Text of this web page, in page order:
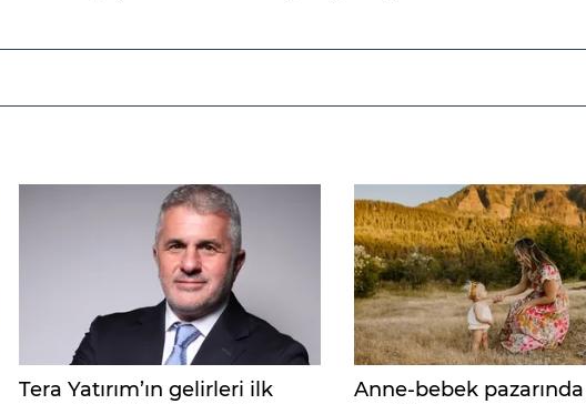
Tera Yatırım’ın gelirleri ilk
Anne-bebek pazarında